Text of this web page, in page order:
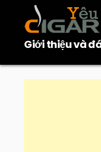
content
Giới thiệu và